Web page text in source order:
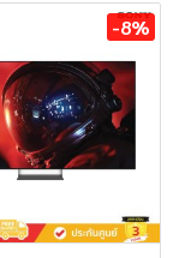
-8%